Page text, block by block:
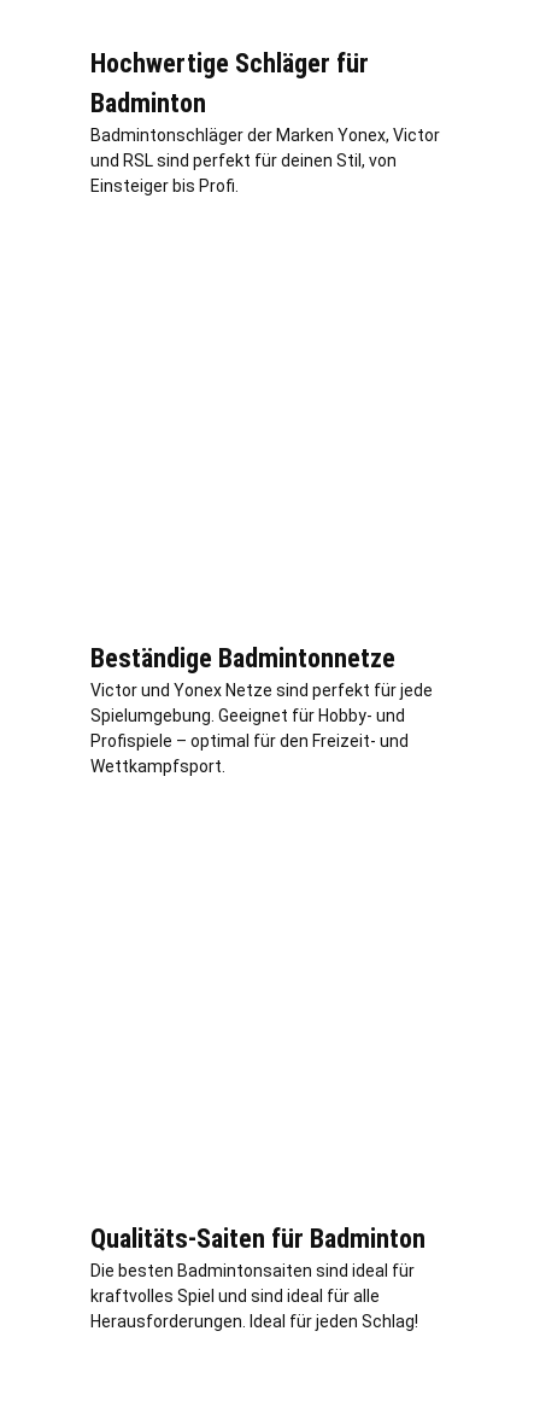
Hochwertige Schläger für
Badminton
Badmintonschläger der Marken Yonex, Victor
und RSL sind perfekt für deinen Stil, von
Einsteiger bis Profi.
Beständige Badmintonnetze
Victor und Yonex Netze sind perfekt für jede
Spielumgebung. Geeignet für Hobby- und
Profispiele – optimal für den Freizeit- und
Wettkampfsport.
Qualitäts-Saiten für Badminton
Die besten Badmintonsaiten sind ideal für
kraftvolles Spiel und sind ideal für alle
Herausforderungen. Ideal für jeden Schlag!